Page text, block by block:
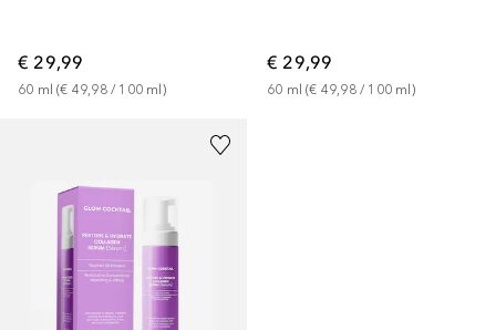
€ 29,99
60 ml (€ 49,98 / 100 ml )
€ 29,99
60 ml (€ 49,98 / 100 ml )